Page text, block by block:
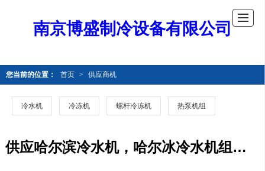
南京博盛制冷设备有限公司
您当前的位置： 首页 > 供应商机
冷水机 冷冻机 螺杆冷冻机 热泵机组
供应哈尔滨冷水机，哈尔冰冷水机组，哈尔冰阿城冷水机，哈尔冰齐齐哈尔冷水机，牡丹江冷水机